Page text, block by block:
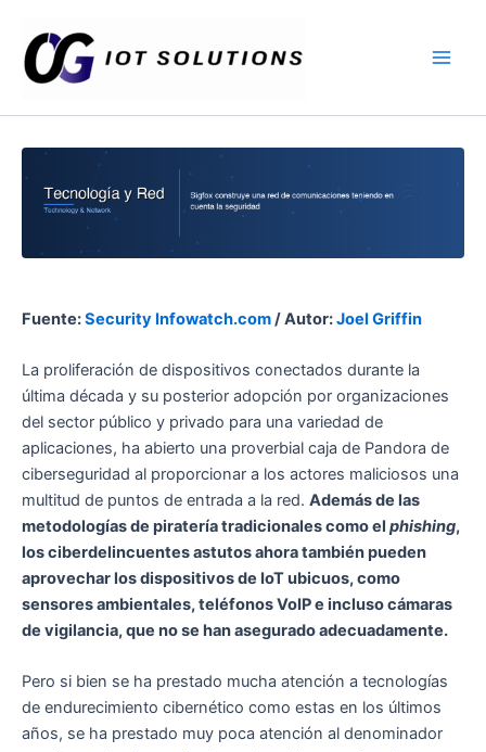
contenido
Fuente:Security Infowatch.com/ Autor:Joel Griffin
La proliferación de dispositivos conectados durante la
última década y su posterior adopción por organizaciones
del sector público y privado para una variedad de
aplicaciones, ha abierto una proverbial caja de Pandora de
ciberseguridad al proporcionar a los actores maliciosos una
multitud de puntos de entrada a la red. Además de las
metodologías de piratería tradicionales como el phishing,
los ciberdelincuentes astutos ahora también pueden
aprovechar los dispositivos de IoT ubicuos, como
sensores ambientales, teléfonos VoIP e incluso cámaras
de vigilancia, que no se han asegurado adecuadamente.
Pero si bien se ha prestado mucha atención a tecnologías
de endurecimiento cibernético como estas en los últimos
años, se ha prestado muy poca atención al denominador